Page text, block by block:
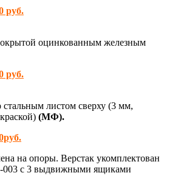
руб.
оцинкованным железным
руб.
листом сверху (3 мм,
(МФ).
на опоры. Верстак укомплектован
003 с 3 выдвижными ящиками